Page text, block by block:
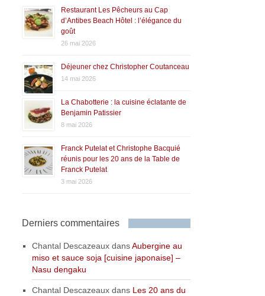
Restaurant Les Pêcheurs au Cap
d’Antibes Beach Hôtel : l’élégance du
goût
26 mai 2026
Déjeuner chez Christopher Coutanceau
14 mai 2026
La Chabotterie : la cuisine éclatante de
Benjamin Patissier
8 mai 2026
Franck Putelat et Christophe Bacquié
réunis pour les 20 ans de la Table de
Franck Putelat
3 mai 2026
Derniers commentaires
Chantal Descazeaux dansAubergine au
miso et sauce soja [cuisine japonaise] –
Nasu dengaku
Chantal Descazeaux dans Les 20 ans du